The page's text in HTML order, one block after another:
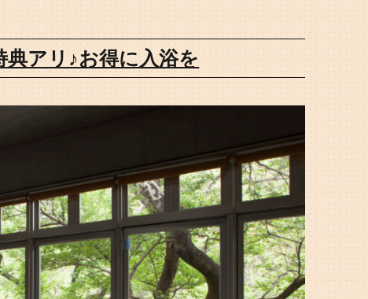
アリ♪お得に入浴を